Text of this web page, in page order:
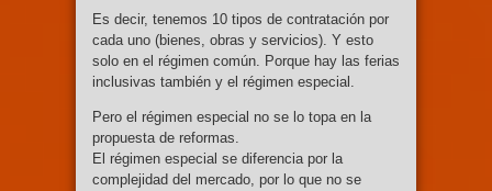
Es decir, tenemos 10 tipos de contratación por
cada uno (bienes, obras y servicios). Y esto
solo en el régimen común. Porque hay las ferias
inclusivas también y el régimen especial.
Pero el régimen especial no se lo topa en la
propuesta de reformas.
El régimen especial se diferencia por la
complejidad del mercado, por lo que no se